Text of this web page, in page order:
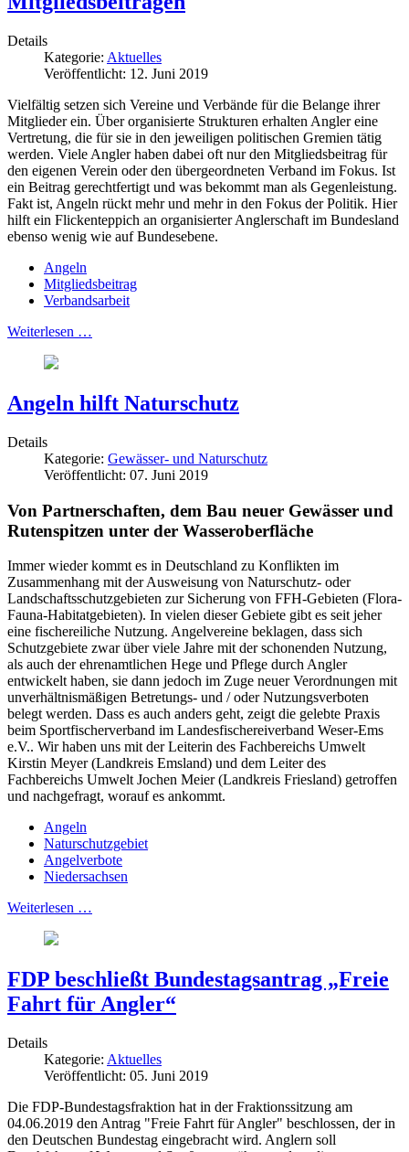
Details
Kategorie: Aktuelles
Veröffentlicht: 12. Juni 2019
Vielfältig setzen sich Vereine und Verbände für die Belange ihrer
Mitglieder ein. Über organisierte Strukturen erhalten Angler eine
Vertretung, die für sie in den jeweiligen politischen Gremien tätig
werden. Viele Angler haben dabei oft nur den Mitgliedsbeitrag für
den eigenen Verein oder den übergeordneten Verband im Fokus. Ist
ein Beitrag gerechtfertigt und was bekommt man als Gegenleistung.
Fakt ist, Angeln rückt mehr und mehr in den Fokus der Politik. Hier
hilft ein Flickenteppich an organisierter Anglerschaft im Bundesland
ebenso wenig wie auf Bundesebene.
Angeln
Mitgliedsbeitrag
Verbandsarbeit
Weiterlesen …
Angeln hilft Naturschutz
Details
Kategorie: Gewässer- und Naturschutz
Veröffentlicht: 07. Juni 2019
Von Partnerschaften, dem Bau neuer Gewässer und
Rutenspitzen unter der Wasseroberfläche
Immer wieder kommt es in Deutschland zu Konflikten im
Zusammenhang mit der Ausweisung von Naturschutz- oder
Landschaftsschutzgebieten zur Sicherung von FFH-Gebieten (Flora-
Fauna-Habitatgebieten). In vielen dieser Gebiete gibt es seit jeher
eine fischereiliche Nutzung. Angelvereine beklagen, dass sich
Schutzgebiete zwar über viele Jahre mit der schonenden Nutzung,
als auch der ehrenamtlichen Hege und Pflege durch Angler
entwickelt haben, sie dann jedoch im Zuge neuer Verordnungen mit
unverhältnismäßigen Betretungs- und / oder Nutzungsverboten
belegt werden. Dass es auch anders geht, zeigt die gelebte Praxis
beim Sportfischerverband im Landesfischereiverband Weser-Ems
e.V.. Wir haben uns mit der Leiterin des Fachbereichs Umwelt
Kirstin Meyer (Landkreis Emsland) und dem Leiter des
Fachbereichs Umwelt Jochen Meier (Landkreis Friesland) getroffen
und nachgefragt, worauf es ankommt.
Angeln
Naturschutzgebiet
Angelverbote
Niedersachsen
Weiterlesen …
FDP beschließt Bundestagsantrag „Freie
Fahrt für Angler“
Details
Kategorie: Aktuelles
Veröffentlicht: 05. Juni 2019
Die FDP-Bundestagsfraktion hat in der Fraktionssitzung am
04.06.2019 den Antrag "Freie Fahrt für Angler" beschlossen, der in
den Deutschen Bundestag eingebracht wird. Anglern soll